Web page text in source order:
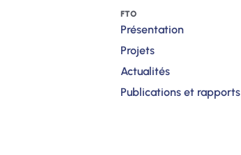
FTO
Présentation
Projets
Actualités
Publications et rapports